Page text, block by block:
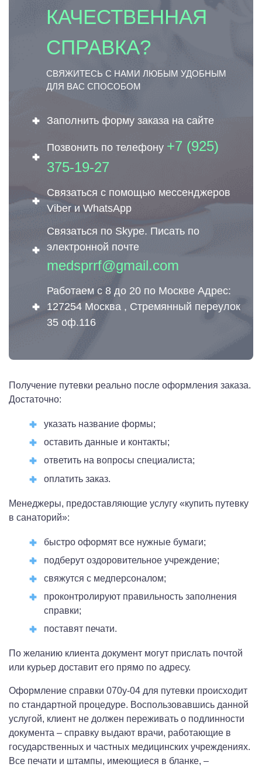
КАЧЕСТВЕННАЯ
СПРАВКА?
СВЯЖИТЕСЬ С НАМИ ЛЮБЫМ УДОБНЫМ
ДЛЯ ВАС СПОСОБОМ
Заполнить форму заказа на сайте
Позвонить по телефону +7 (925)
375-19-27
Связаться с помощью мессенджеров
Viber и WhatsApp
Связаться по Skype. Писать по
электронной почте
medsprrf@gmail.com
Работаем с 8 до 20 по Москве Адрес:
127254 Москва , Стремянный переулок
35 оф.116
Получение путевки реально после оформления заказа.
Достаточно:
указать название формы;
оставить данные и контакты;
ответить на вопросы специалиста;
оплатить заказ.
Менеджеры, предоставляющие услугу «купить путевку
в санаторий»:
быстро оформят все нужные бумаги;
подберут оздоровительное учреждение;
свяжутся с медперсоналом;
проконтролируют правильность заполнения
справки;
поставят печати.
По желанию клиента документ могут прислать почтой
или курьер доставит его прямо по адресу.
Оформление справки 070у-04 для путевки происходит
по стандартной процедуре. Воспользовавшись данной
услугой, клиент не должен переживать о подлинности
документа – справку выдают врачи, работающие в
государственных и частных медицинских учреждениях.
Все печати и штампы, имеющиеся в бланке, –